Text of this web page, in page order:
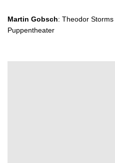
Martin Gobsch: Theodor Storms
Puppentheater